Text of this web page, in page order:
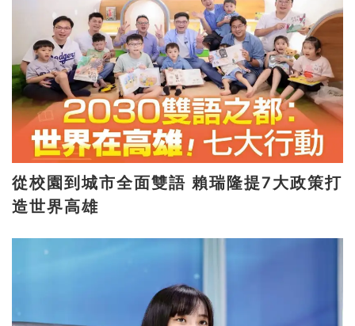
從校園到城市全面雙語 賴瑞隆提7大政策打
造世界高雄